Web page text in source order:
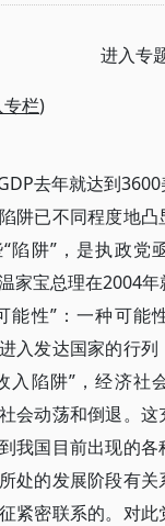
进入专
栏)
去年就达到
阱已不同程度地
陷阱”，是执政党
家宝总理在2004
能性”：一种可能
入发达国家的行
入陷阱”，经济社
会动荡和倒退。这
我国目前出现的各
处的发展阶段有
紧密联系的。对此